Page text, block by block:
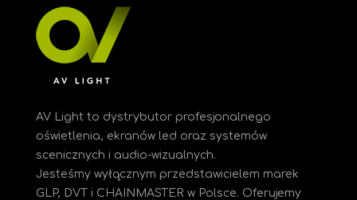
AV Light to dystrybutor profesjonalnego
oświetlenia, ekranów led oraz systemów
scenicznych i audio-wizualnych.
Jesteśmywyłącznym przedstawicielem marek
GLP, DVT i CHAINMASTER w Polsce. Oferujemy